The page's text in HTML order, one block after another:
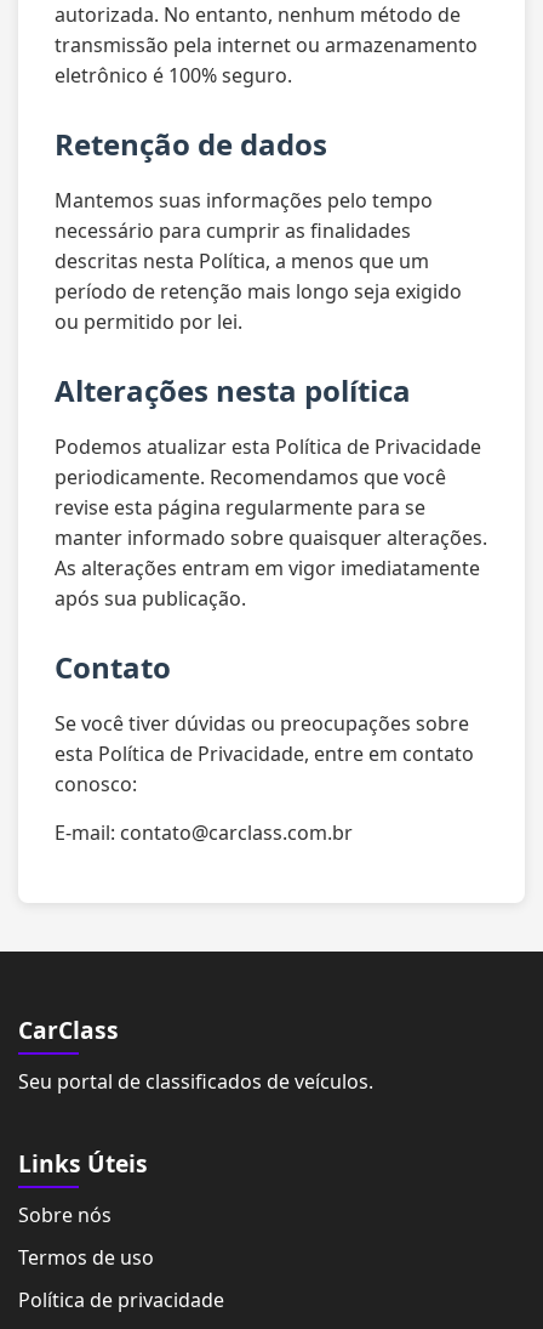
autorizada. No entanto, nenhum método de
transmissão pela internet ou armazenamento
eletrônico é 100% seguro.
Retenção de dados
Mantemos suas informações pelo tempo
necessário para cumprir as finalidades
descritas nesta Política, a menos que um
período de retenção mais longo seja exigido
ou permitido por lei.
Alterações nesta política
Podemos atualizar esta Política de Privacidade
periodicamente. Recomendamos que você
revise esta página regularmente para se
manter informado sobre quaisquer alterações.
As alterações entram em vigor imediatamente
após sua publicação.
Contato
Se você tiver dúvidas ou preocupações sobre
esta Política de Privacidade, entre em contato
conosco:
E-mail: contato@carclass.com.br
CarClass
Seu portal de classificados de veículos.
Links Úteis
Sobre nós
Termos de uso
Política de privacidade